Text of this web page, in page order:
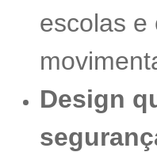
escolas e
Design